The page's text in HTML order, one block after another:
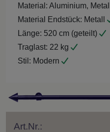
Material: Aluminium, Metall
Material Endstück: Metall
Länge: 520 cm (geteilt)
Traglast: 22 kg
Stil: Modern
Art.Nr.: